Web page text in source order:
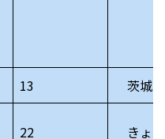
13 茨城
22 きょ